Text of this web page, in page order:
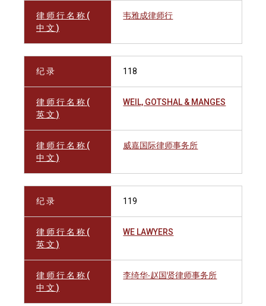
律 师 行 名 称 (
中 文 )
韦雅成律师行
纪 录 118
律 师 行 名 称 (
英 文 )
WEIL, GOTSHAL & MANGES
律 师 行 名 称 (
中 文 )
威嘉国际律师事务所
纪 录 119
律 师 行 名 称 (
英 文 )
WE LAWYERS
律 师 行 名 称 (
中 文 )
李绮华‧赵国贤律师事务所